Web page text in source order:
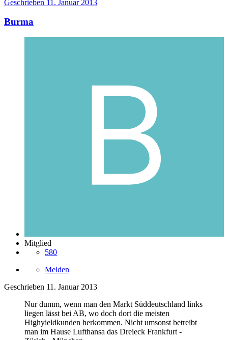
Geschrieben 11. Januar 2013
Burma
Mitglied
580
Melden
Geschrieben 11. Januar 2013
Nur dumm, wenn man den Markt Süddeutschland links
liegen lässt bei AB, wo doch dort die meisten
Highyieldkunden herkommen. Nicht umsonst betreibt
man im Hause Lufthansa das Dreieck Frankfurt -